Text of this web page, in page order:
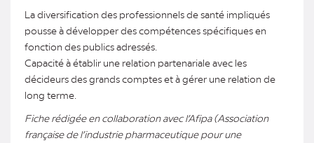
La diversification des professionnels de santé impliqués
pousse à développer des compétences spécifiques en
fonction des publics adressés.
Capacité à établir une relation partenariale avec les
décideurs des grands comptes et à gérer une relation de
long terme.
Fiche rédigée en collaboration avec l’Afipa (Association
française de l’industrie pharmaceutique pour une